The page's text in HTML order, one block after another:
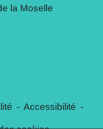
la Moselle
- Accessibilité -